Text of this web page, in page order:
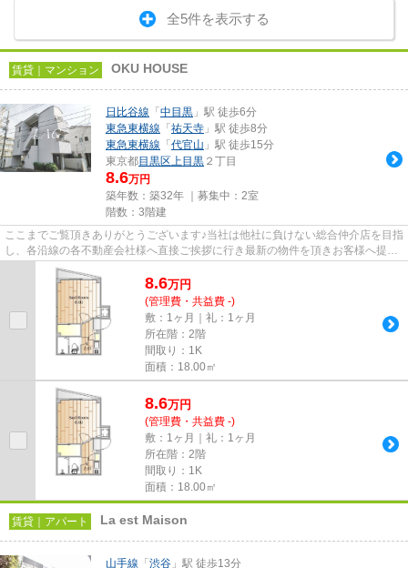
全5件を表示する
賃貸｜マンション OKU HOUSE
日比谷線 「 中目黒 」駅 徒歩6分
東急東横線 「 祐天寺 」駅 徒歩8分
東急東横線 「 代官山 」駅 徒歩15分
東京都目黒区上目黒 ２丁目
8.6万円
築年数：築32年 ｜募集中： 2室
階数：3階建
ここまでご覧頂きありがとうございます♪当社は他社に負けない総合仲介店を目指
し、各沿線の各不動産会社様へ直接ご挨拶に行き最新の物件を頂きお客様へ提供
しております！最新の情報は...
8.6万円
(管理費・共益費 -)
敷：1ヶ月｜礼：1ヶ月
所在階：2階
間取り：1K
面積：18.00㎡
8.6万円
(管理費・共益費 -)
敷：1ヶ月｜礼：1ヶ月
所在階：2階
間取り：1K
面積：18.00㎡
賃貸｜アパート La est Maison
山手線 「 渋谷 」駅 徒歩13分